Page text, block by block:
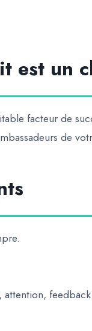
est un
facteur de
de
attention, feedback